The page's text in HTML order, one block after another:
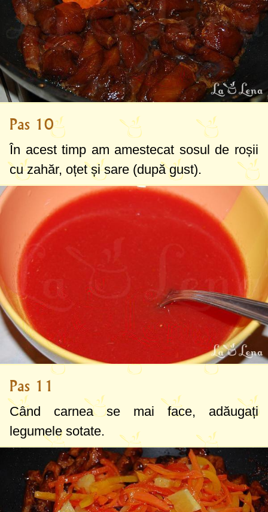
Pas 10
În acest timp am amestecat sosul de roșii
cu zahăr, oțet și sare (după gust).
Pas 11
Când carnea se mai face, adăugați
legumele sotate.